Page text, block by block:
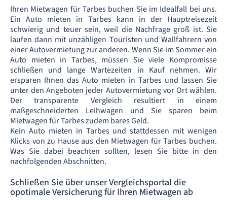
Ihren Mietwagen für Tarbes buchen Sie im Idealfall bei uns.
Ein Auto mieten in Tarbes kann in der Hauptreisezeit
schwierig und teuer sein, weil die Nachfrage groß ist. Sie
laufen dann mit unzähligen Touristen und Wallfahrern von
einer Autovermietung zur anderen. Wenn Sie im Sommer ein
Auto mieten in Tarbes, müssen Sie viele Kompromisse
schließen und lange Wartezeiten in Kauf nehmen. Wir
ersparen Ihnen das Auto mieten in Tarbes und lassen Sie
unter den Angeboten jeder Autovermietung vor Ort wählen.
Der transparente Vergleich resultiert in einem
maßgeschneiderten Leihwagen und Sie sparen beim
Mietwagen für Tarbes zudem bares Geld.
Kein Auto mieten in Tarbes und stattdessen mit wenigen
Klicks von zu Hause aus den Mietwagen für Tarbes buchen.
Was Sie dabei beachten sollten, lesen Sie bitte in den
nachfolgenden Abschnitten.
Schließen Sie über unser Vergleichsportal die
opotimale Versicherung für Ihren Mietwagen ab